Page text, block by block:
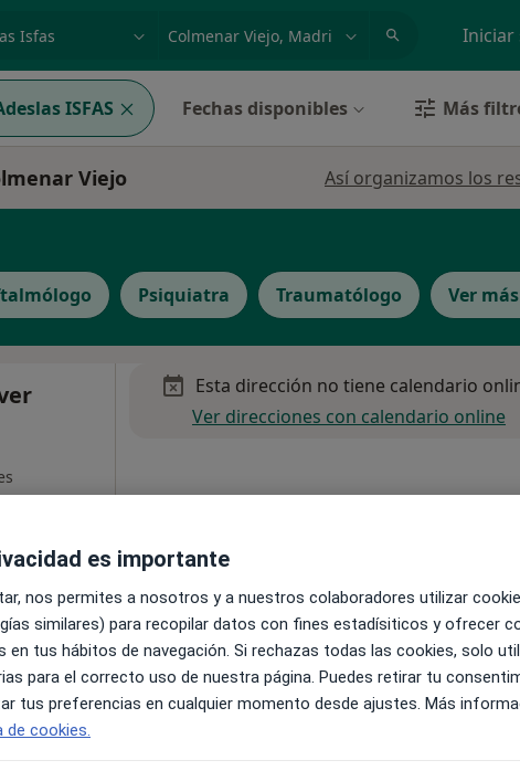
Iniciar
ISFAS Fechas disponibles Más
Viejo Así organizamos los
Psiquiatra Traumatólogo Ver más
C/ MOLINO DEL VIENTO, 14, Colmenar Viejo •Mapa
Primera visita Traumatología y Cirugía Ortopédica
Esta dirección no tiene calendario
Ver direcciones con calendario online
La reserva de cita online no está
es importante
nos permites a nosotros y a nuestros colaboradores utilizar
similares) para recopilar datos con fines estadísiticos y ofrecer
en tus hábitos de navegación. Si rechazas todas las cookies, solo
para el correcto uso de nuestra página. Puedes retirar tu
tus preferencias en cualquier momento desde ajustes. Más
de cookies.